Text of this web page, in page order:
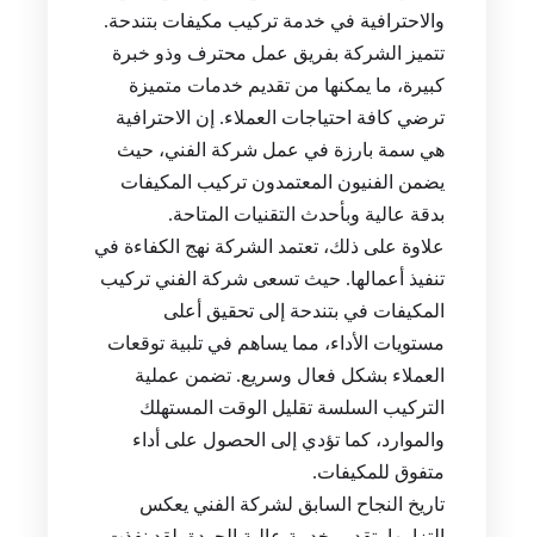
والاحترافية في خدمة تركيب مكيفات بتندحة.
تتميز الشركة بفريق عمل محترف وذو خبرة
كبيرة، ما يمكنها من تقديم خدمات متميزة
ترضي كافة احتياجات العملاء. إن الاحترافية
هي سمة بارزة في عمل شركة الفني، حيث
يضمن الفنيون المعتمدون تركيب المكيفات
بدقة عالية وبأحدث التقنيات المتاحة.
علاوة على ذلك، تعتمد الشركة نهج الكفاءة في
تنفيذ أعمالها. حيث تسعى شركة الفني تركيب
المكيفات في بتندحة إلى تحقيق أعلى
مستويات الأداء، مما يساهم في تلبية توقعات
العملاء بشكل فعال وسريع. تضمن عملية
التركيب السلسة تقليل الوقت المستهلك
والموارد، كما تؤدي إلى الحصول على أداء
متفوق للمكيفات.
تاريخ النجاح السابق لشركة الفني يعكس